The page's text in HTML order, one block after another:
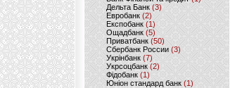
Дельта Банк (3)
Евробанк(2)
Експобанк (1)
Ощадбанк(5)
Приватбанк (50)
Сбербанк России (3)
Укрінбанк(7)
Укрсоцбанк (2)
Фідобанк (1)
Юніон стандард банк(1)